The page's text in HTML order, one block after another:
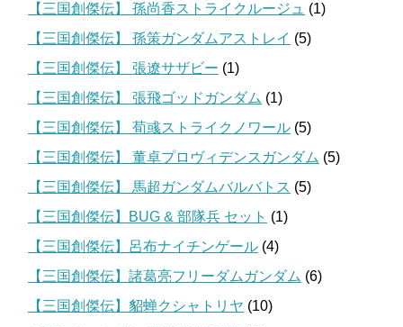
【三国創傑伝】 孫尚香ストライクルージュ (1)
【三国創傑伝】 孫策ガンダムアストレイ (5)
【三国創傑伝】 張遼サザビー (1)
【三国創傑伝】 張飛ゴッドガンダム (1)
【三国創傑伝】 荀彧ストライクノワール (5)
【三国創傑伝】 董卓プロヴィデンスガンダム (5)
【三国創傑伝】 馬超ガンダムバルバトス (5)
【三国創傑伝】BUG & 部隊兵 セット (1)
【三国創傑伝】呂布ナイチンゲール (4)
【三国創傑伝】諸葛亮フリーダムガンダム (6)
【三国創傑伝】貂蝉クシャトリヤ (10)